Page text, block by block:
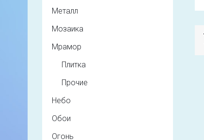
Металл
Мозаика
Мрамор
Плитка
Прочие
Небо
Обои
Огонь